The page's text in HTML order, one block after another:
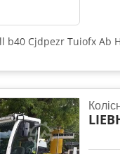
b40 Cjdpezr Tuiofx Ab